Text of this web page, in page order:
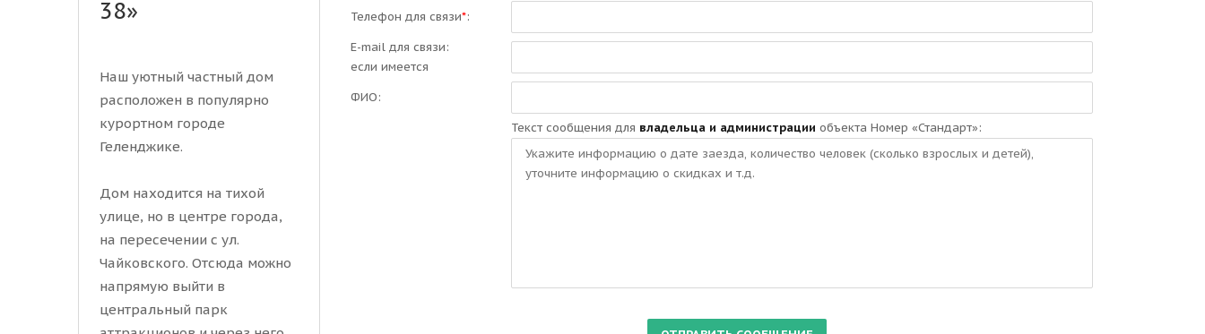
Телефон для связи*:
E-mail для связи:
если имеется
ФИО:
Текст сообщения для владельца и администрации объекта Номер «Стандарт»:
38»
Наш уютный частный дом
расположен в популярно
курортном городе
Геленджике.
Дом находится на тихой
улице, но в центре города,
на пересечении с ул.
Чайковского. Отсюда можно
напрямую выйти в
центральный парк